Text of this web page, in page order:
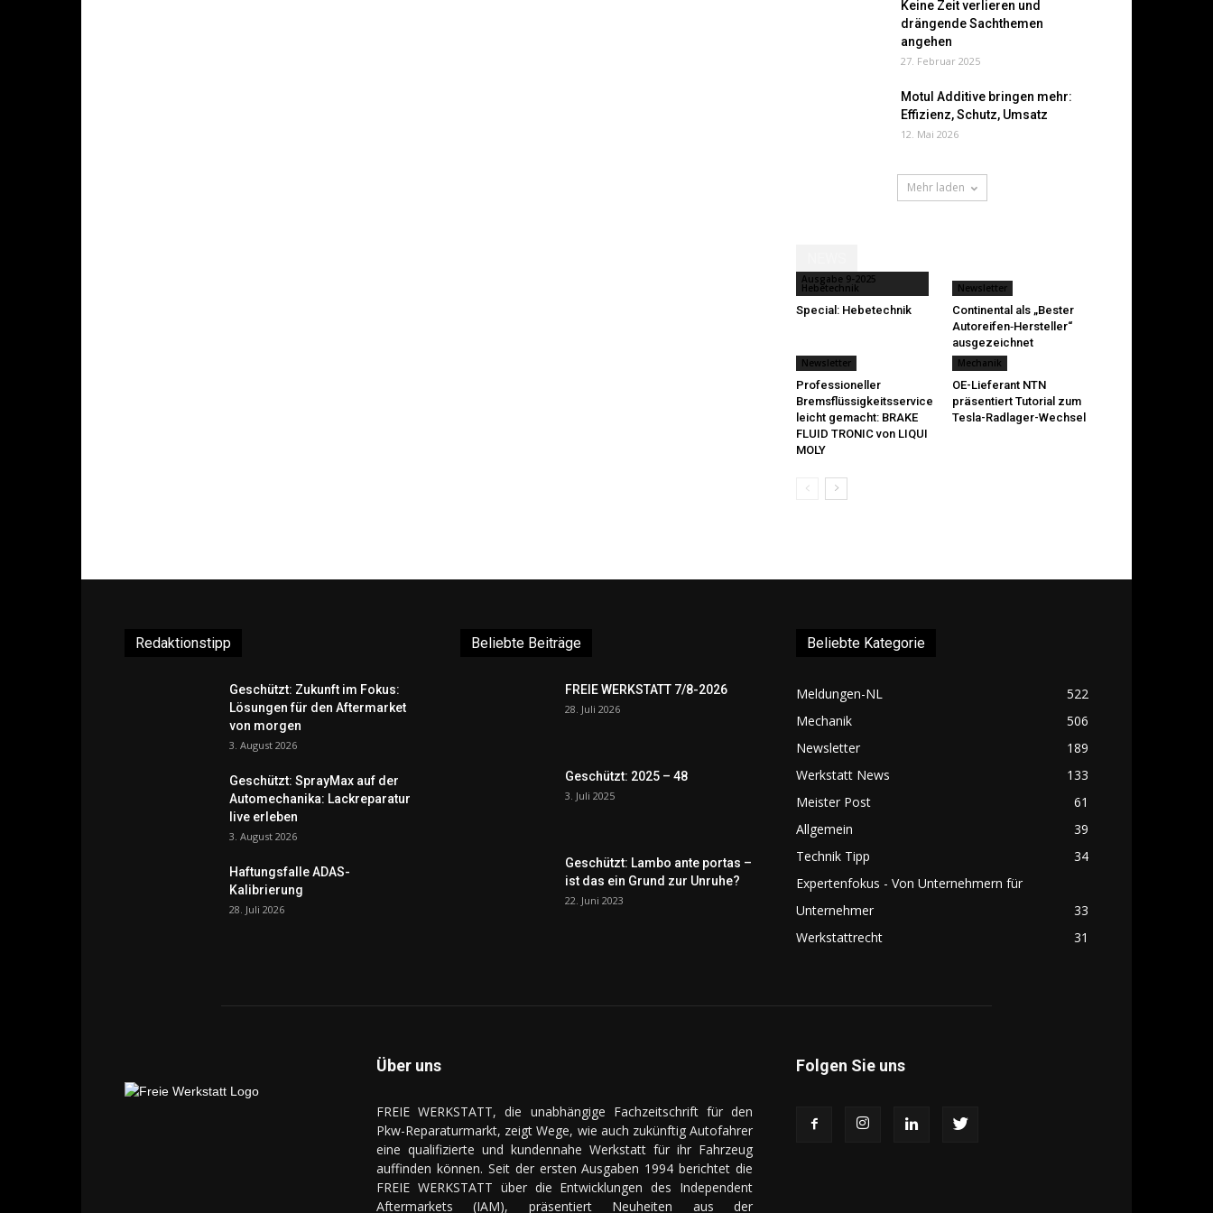
Keine Zeit verlieren und
drängende Sachthemen
angehen
27. Februar 2025
Motul Additive bringen mehr:
Effizienz, Schutz, Umsatz
12. Mai 2026
Mehr laden
Ausgabe 9-2025
Hebetechnik
Special: Hebetechnik
Newsletter
Continental als „Bester
Autoreifen‑Hersteller“
ausgezeichnet
Newsletter
Professioneller
Bremsflüssigkeitsservice
leicht gemacht: BRAKE
FLUID TRONIC von LIQUI
MOLY
Mechanik
OE-Lieferant NTN
präsentiert Tutorial zum
Tesla-Radlager-Wechsel
Redaktionstipp
Geschützt: Zukunft im Fokus:
Lösungen für den Aftermarket
von morgen
3. August 2026
Geschützt: SprayMax auf der
Automechanika: Lackreparatur
live erleben
3. August 2026
Haftungsfalle ADAS-
Kalibrierung
28. Juli 2026
Beliebte Beiträge
FREIE WERKSTATT 7/8-2026
28. Juli 2026
Geschützt: 2025 – 48
3. Juli 2025
Geschützt: Lambo ante portas –
ist das ein Grund zur Unruhe?
22. Juni 2023
Beliebte Kategorie
Meldungen-NL
522
Mechanik
506
Newsletter
189
Werkstatt News
133
Meister Post
61
Allgemein
39
Technik Tipp
34
Expertenfokus - Von Unternehmern für
Unternehmer
33
Werkstattrecht
31
Über uns
FREIE WERKSTATT, die unabhängige Fachzeitschrift für den
Pkw-Reparaturmarkt, zeigt Wege, wie auch zukünftig Autofahrer
eine qualifizierte und kundennahe Werkstatt für ihr Fahrzeug
auffinden können. Seit der ersten Ausgaben 1994 berichtet die
FREIE WERKSTATT über die Entwicklungen des Independent
Aftermarkets (IAM), präsentiert Neuheiten aus der
Folgen Sie uns